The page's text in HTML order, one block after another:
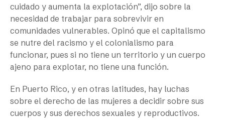
cuidado y aumenta la explotación”, dijo sobre la
necesidad de trabajar para sobrevivir en
comunidades vulnerables. Opinó que el capitalismo
se nutre del racismo y el colonialismo para
funcionar, pues si no tiene un territorio y un cuerpo
ajeno para explotar, no tiene una función.
En Puerto Rico, y en otras latitudes, hay luchas
sobre el derecho de las mujeres a decidir sobre sus
cuerpos y sus derechos sexuales y reproductivos.